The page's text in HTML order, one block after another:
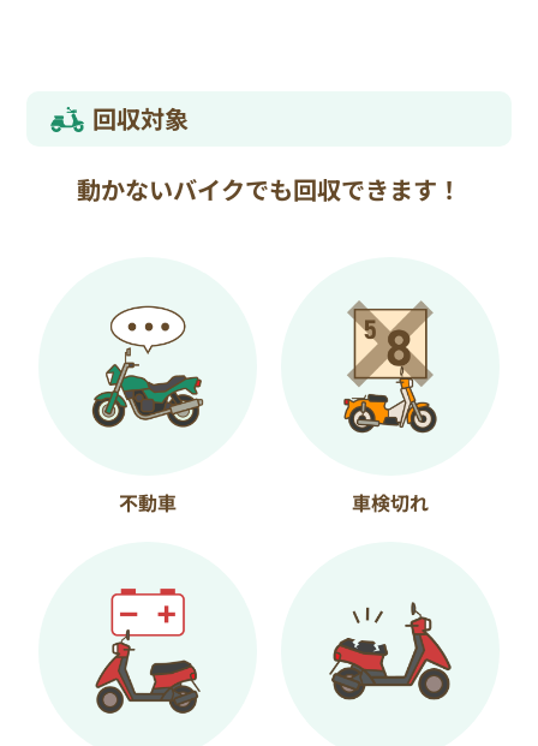
回収対象
動かないバイクでも回収できます！
不動車 車検切れ